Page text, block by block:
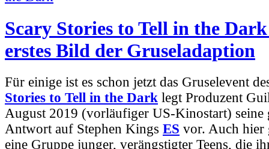
Scary Stories to Tell in the
erstes Bild der Gruseladaption
Für einige ist es schon jetzt das Gruselevent
Stories to Tell in the Dark legt Produzent
August 2019 (vorläufiger US-Kinostart) seine
Antwort auf Stephen Kings ES vor. Auch hier
eine Gruppe junger, verängstigter Teens, die